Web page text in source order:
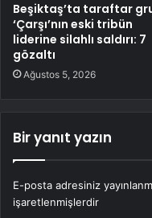
Beşiktaş’ta taraftar
‘Çarşı’nın eski tribün
liderine silahlı saldırı: 7
gözaltı
Ağustos 5, 2026
Bir yanıt yazın
E-posta adresiniz
işaretlenmişlerdir